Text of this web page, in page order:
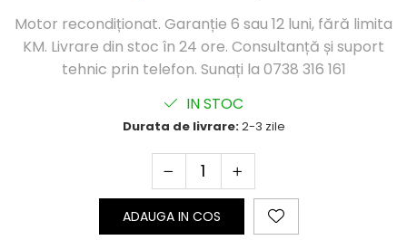
Motor recondiționat. Garanție 6 sau 12 luni, fără limita
KM. Livrare din stoc în 24 ore. Consultanță și suport
tehnic prin telefon. Sunați la 0738 316 161
IN STOC
Durata de livrare:2-3 zile
ADAUGA IN COS